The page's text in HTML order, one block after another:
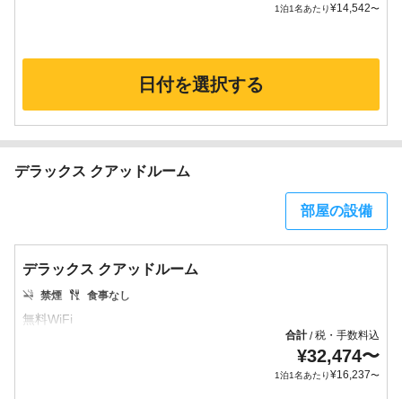
1泊1名あたり¥14,542〜
日付を選択する
デラックス クアッドルーム
部屋の設備
デラックス クアッドルーム
禁煙 食事なし
合計/税・手数料込
¥32,474〜
1泊1名あたり¥16,237〜